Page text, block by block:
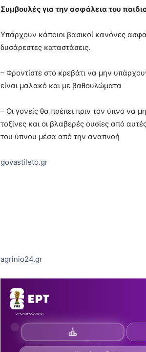
Συμβουλές για την ασφάλεια του
Υπάρχουν κάποιοι βασικοί κανόνες
δυσάρεστες καταστάσεις.
– Φροντίστε στο κρεβάτι να μην
είναι μαλακό και με βαθουλώματα
– Οι γονείς θα πρέπει πριν τον ύπνο να
τοξίνες και οι βλαβερές ουσίες από
του ύπνου μέσα από την αναπνοή
govastileto.gr
agrinio24.gr